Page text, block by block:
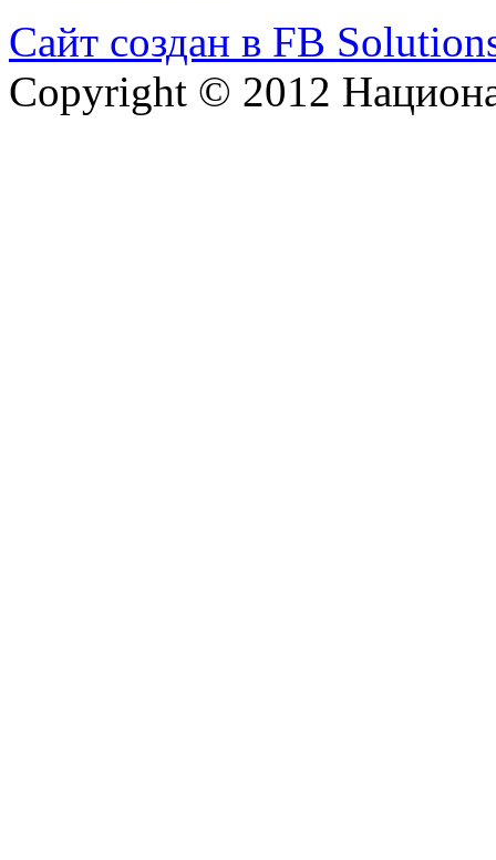
Сайт создан в FB
Copyright © 2012